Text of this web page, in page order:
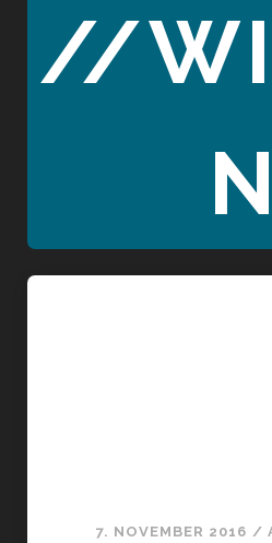
//
N
7. NOVEMBER 2016 /